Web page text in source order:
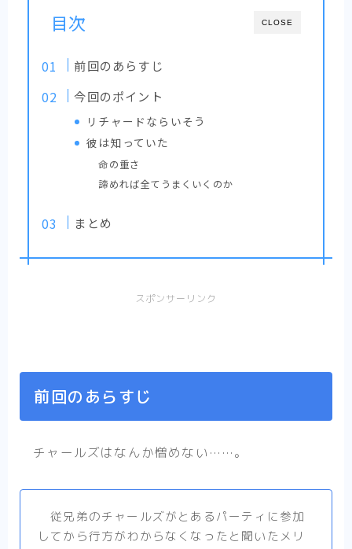
CLOSE
目次
前回のあらすじ
今回のポイント
リチャードならいそう
彼は知っていた
命の重さ
諦めれば全てうまくいくのか
まとめ
スポンサーリンク
前回のあらすじ
チャールズはなんか憎めない……。
従兄弟のチャールズがとあるパーティに参加
してから行方がわからなくなったと聞いたメリ